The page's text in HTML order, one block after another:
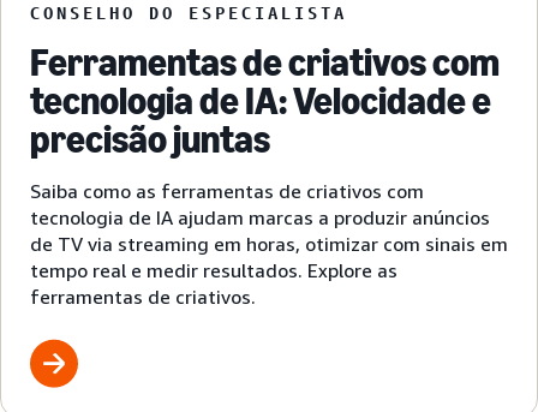
CONSELHO DO ESPECIALISTA
Ferramentas de criativos com
tecnologia de IA: Velocidade e
precisão juntas
Saiba como as ferramentas de criativos com
tecnologia de IA ajudam marcas a produzir anúncios
de TV via streaming em horas, otimizar com sinais em
tempo real e medir resultados. Explore as
ferramentas de criativos.